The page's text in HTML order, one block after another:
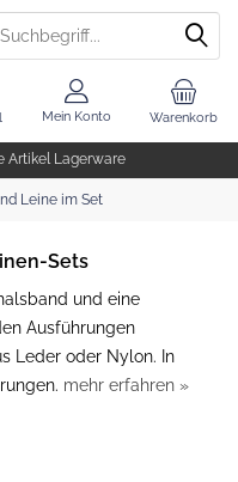
Artikel Lagerware
Warenkorb
Mein Konto
Leine im Set
Sets
und eine
Ausführungen
Leder oder Nylon. In
mehr erfahren »